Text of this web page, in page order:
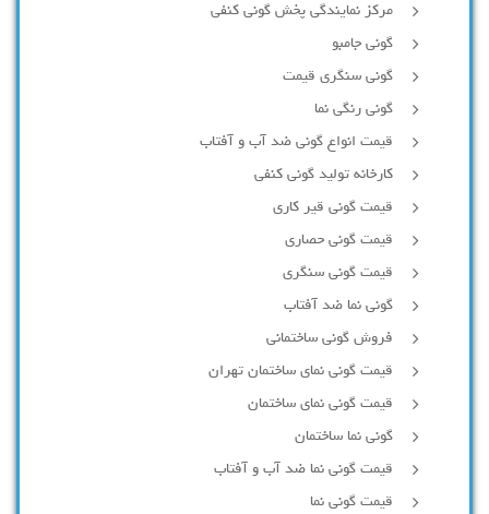
مرکز نمایندگی پخش گونی کنفی
گونی جامبو
گونی سنگری قیمت
گونی رنگی نما
قیمت انواع گونی ضد آب و آفتاب
کارخانه تولید گونی کنفی
قیمت گونی قیر کاری
قیمت گونی حصاری
قیمت گونی سنگری
گونی نما ضد آفتاب
فروش گونی ساختمانی
قیمت گونی نمای ساختمان تهران
قیمت گونی نمای ساختمان
گونی نما ساختمان
قیمت گونی نما ضد آب و آفتاب
قیمت گونی نما